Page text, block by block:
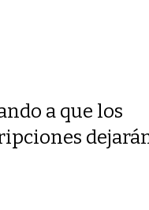
a que los